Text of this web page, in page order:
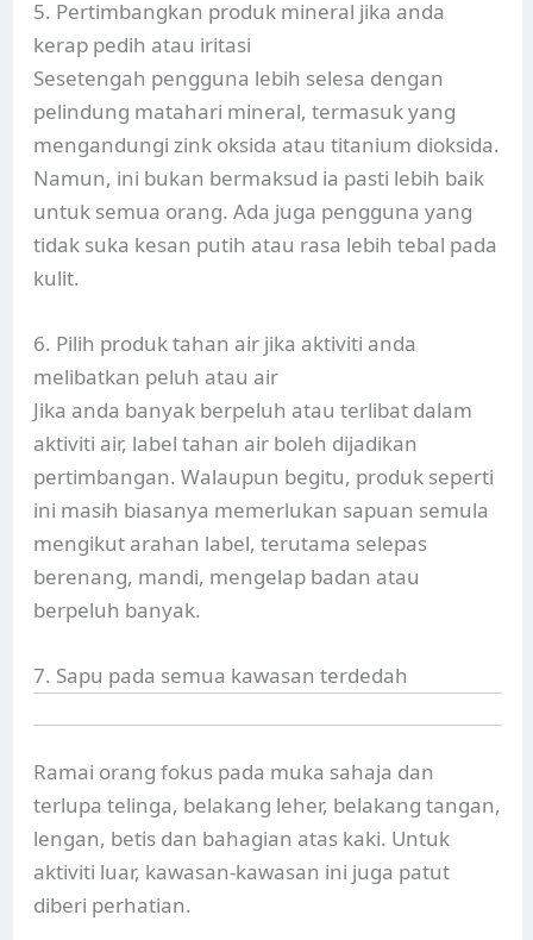
5. Pertimbangkan produk mineral jika anda
kerap pedih atau iritasi
Sesetengah pengguna lebih selesa dengan
pelindung matahari mineral, termasuk yang
mengandungi zink oksida atau titanium dioksida.
Namun, ini bukan bermaksud ia pasti lebih baik
untuk semua orang. Ada juga pengguna yang
tidak suka kesan putih atau rasa lebih tebal pada
kulit.
6. Pilih produk tahan air jika aktiviti anda
melibatkan peluh atau air
Jika anda banyak berpeluh atau terlibat dalam
aktiviti air, label tahan air boleh dijadikan
pertimbangan. Walaupun begitu, produk seperti
ini masih biasanya memerlukan sapuan semula
mengikut arahan label, terutama selepas
berenang, mandi, mengelap badan atau
berpeluh banyak.
7. Sapu pada semua kawasan terdedah
Ramai orang fokus pada muka sahaja dan
terlupa telinga, belakang leher, belakang tangan,
lengan, betis dan bahagian atas kaki. Untuk
aktiviti luar, kawasan-kawasan ini juga patut
diberi perhatian.